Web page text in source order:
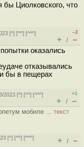
бы Циолковского, что
[^] [^^] [^^^]
–2
+ / –
оказались
отказывались
бы в пещерах
2023 [^] [^^] [^^^]
+1
+ / –
мобиле ... текст
[^] [^^] [^^^]
+ / –